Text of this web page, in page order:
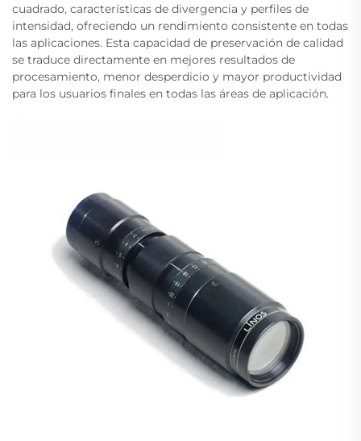
cuadrado, características de divergencia y perfiles de
intensidad, ofreciendo un rendimiento consistente en todas
las aplicaciones. Esta capacidad de preservación de calidad
se traduce directamente en mejores resultados de
procesamiento, menor desperdicio y mayor productividad
para los usuarios finales en todas las áreas de aplicación.